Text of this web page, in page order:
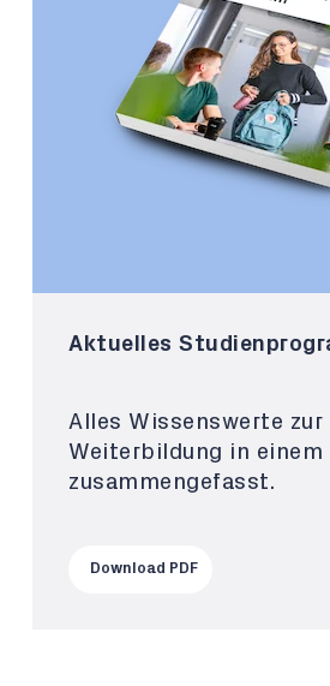
Aktuelles
Alles Wissenswerte zur
Weiterbildung in einem
zusammengefasst.
Download PDF